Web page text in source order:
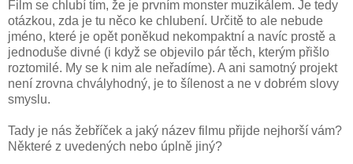
Film se chlubí tím, že je prvním monster muzikálem. Je tedy
otázkou, zda je tu něco ke chlubení. Určitě to ale nebude
jméno, které je opět poněkud nekompaktní a navíc prostě a
jednoduše divné (i když se objevilo pár těch, kterým přišlo
roztomilé. My se k nim ale neřadíme). A ani samotný projekt
není zrovna chvályhodný, je to šílenost a ne v dobrém slovy
smyslu.
Tady je nás žebříček a jaký název filmu přijde nejhorší vám?
Některé z uvedených nebo úplně jiný?